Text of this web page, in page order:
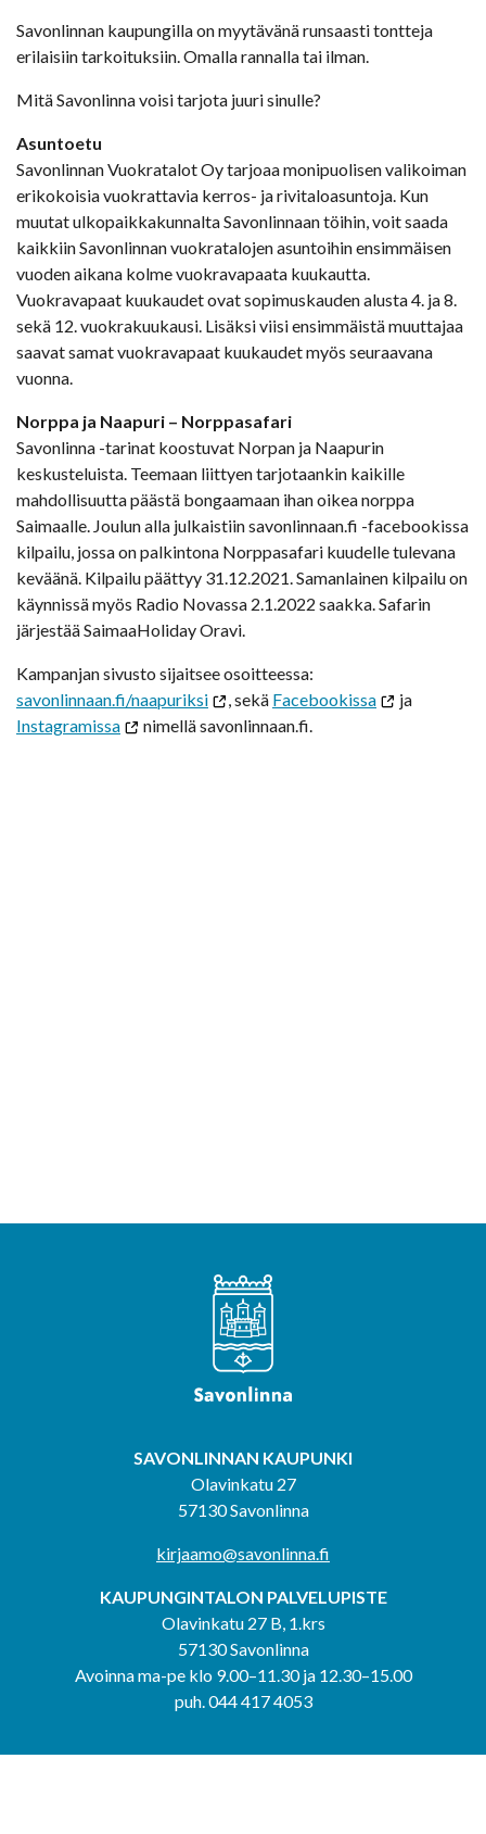
Savonlinnan kaupungilla on myytävänä runsaasti tontteja
erilaisiin tarkoituksiin. Omalla rannalla tai ilman.
Mitä Savonlinna voisi tarjota juuri sinulle?
Asuntoetu
Savonlinnan Vuokratalot Oy tarjoaa monipuolisen valikoiman
erikokoisia vuokrattavia kerros- ja rivitaloasuntoja. Kun
muutat ulkopaikkakunnalta Savonlinnaan töihin, voit saada
kaikkiin Savonlinnan vuokratalojen asuntoihin ensimmäisen
vuoden aikana kolme vuokravapaata kuukautta.
Vuokravapaat kuukaudet ovat sopimuskauden alusta 4. ja 8.
sekä 12. vuokrakuukausi. Lisäksi viisi ensimmäistä muuttajaa
saavat samat vuokravapaat kuukaudet myös seuraavana
vuonna.
Norppa ja Naapuri – Norppasafari
Savonlinna -tarinat koostuvat Norpan ja Naapurin
keskusteluista. Teemaan liittyen tarjotaankin kaikille
mahdollisuutta päästä bongaamaan ihan oikea norppa
Saimaalle. Joulun alla julkaistiin savonlinnaan.fi -facebookissa
kilpailu, jossa on palkintona Norppasafari kuudelle tulevana
keväänä. Kilpailu päättyy 31.12.2021. Samanlainen kilpailu on
käynnissä myös Radio Novassa 2.1.2022 saakka. Safarin
järjestää SaimaaHoliday Oravi.
Kampanjan sivusto sijaitsee osoitteessa:
savonlinnaan.fi/naapuriksi
, sekä Facebookissa
ja
Instagramissa
nimellä savonlinnaan.fi.
SAVONLINNAN KAUPUNKI
Olavinkatu 27
57130 Savonlinna
kirjaamo@savonlinna.fi
KAUPUNGINTALON PALVELUPISTE
Olavinkatu 27 B, 1.krs
57130 Savonlinna
Avoinna ma-pe klo 9.00–11.30 ja 12.30–15.00
puh. 044 417 4053